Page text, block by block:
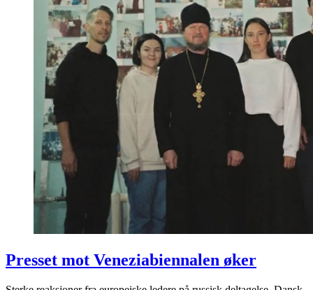
Presset mot Veneziabiennalen øker